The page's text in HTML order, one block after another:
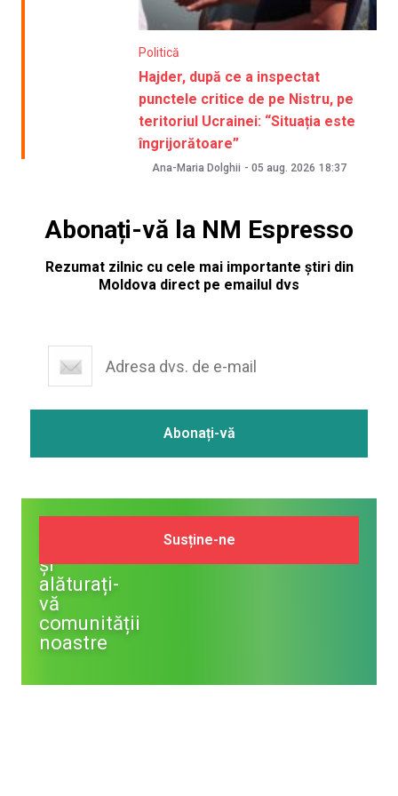
Politică
Hajder, după ce a inspectat
punctele critice de pe Nistru, pe
teritoriul Ucrainei: “Situația este
îngrijorătoare”
Ana-Maria Dolghii - 05 aug. 2026 18:37
Abonați-vă la NM Espresso
Rezumat zilnic cu cele mai importante știri din
Moldova direct pe emailul dvs
și
alăturați-
vă
comunității
noastre
Susține-ne